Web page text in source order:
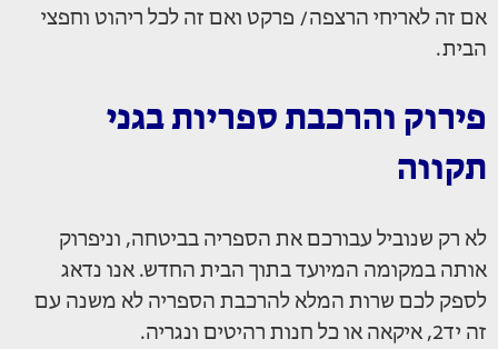
אם זה לאריחי הרצפה/ פרקט ואם זה לכל ריהוט וחפצי
הבית.
פירוק והרכבת ספריות בגני
תקווה
לא רק שנוביל עבורכם את הספריה בביטחה, וניפרוק
אותה במקומה המיועד בתוך הבית החדש. אנו נדאג
לספק לכם שרות המלא להרכבת הספריה לא משנה עם
זה יד2, איקאה או כל חנות רהיטים ונגריה.